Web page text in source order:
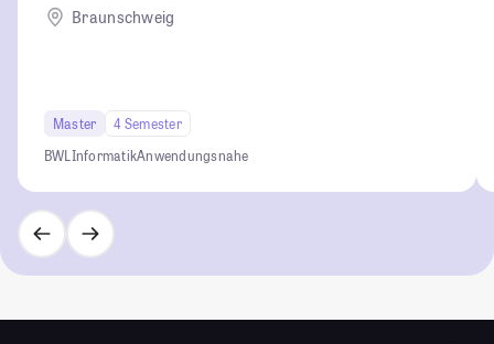
Braunschweig
Master
4 Semester
BWL InformatikAnwendungsnahe